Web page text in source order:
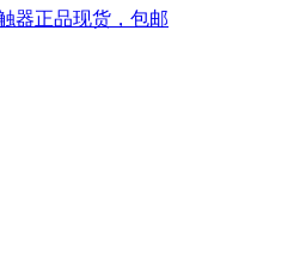
器正品现货，包邮